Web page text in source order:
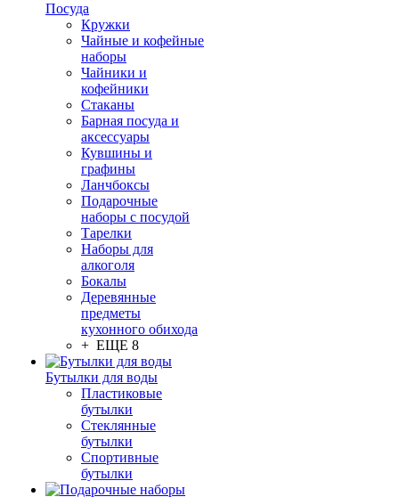
Посуда
Кружки
Чайные и кофейные
наборы
Чайники и
кофейники
Стаканы
Барная посуда и
аксессуары
Кувшины и
графины
Ланчбоксы
Подарочные
наборы с посудой
Тарелки
Наборы для
алкоголя
Бокалы
Деревянные
предметы
кухонного обихода
+ ЕЩЕ 8
Бутылки для воды
Пластиковые
бутылки
Стеклянные
бутылки
Спортивные
бутылки